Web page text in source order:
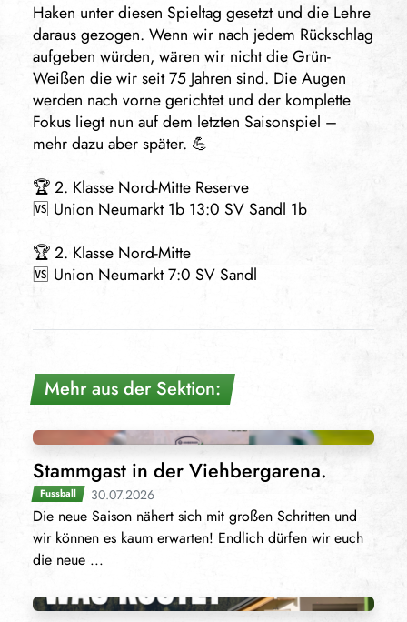
Haken unter diesen Spieltag gesetzt und die Lehre
daraus gezogen. Wenn wir nach jedem Rückschlag
aufgeben würden, wären wir nicht die Grün-
Weißen die wir seit 75 Jahren sind. Die Augen
werden nach vorne gerichtet und der komplette
Fokus liegt nun auf dem letzten Saisonspiel –
mehr dazu aber später. 💪
🏆 2. Klasse Nord-Mitte Reserve
🆚 Union Neumarkt 1b 13:0 SV Sandl 1b
🏆 2. Klasse Nord-Mitte
🆚 Union Neumarkt 7:0 SV Sandl
Mehr aus der Sektion:
Stammgast in der Viehbergarena.
Fussball 30.07.2026
Die neue Saison nähert sich mit großen Schritten und
wir können es kaum erwarten! Endlich dürfen wir euch
die neue ...